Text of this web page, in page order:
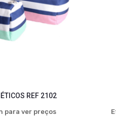
REF 2102
para ver preços